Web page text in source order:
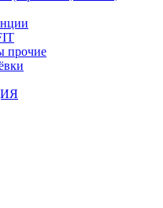
прочие